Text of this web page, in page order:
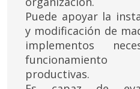
Puede apoyar la
y modificación de
implementos
productivas.